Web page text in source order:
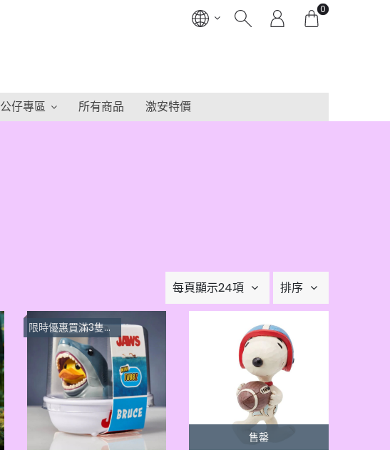
0
公仔專區 所有商品 激安特價
每頁顯示24項 排序
限時優惠買滿3隻或以上每隻 $33.3
售罄